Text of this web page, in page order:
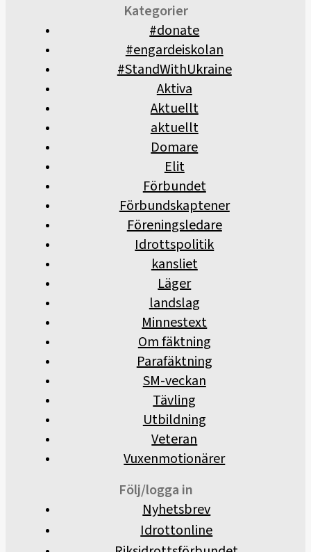
Kategorier
#donate
#engardeiskolan
#StandWithUkraine
Aktiva
Aktuellt
aktuellt
Domare
Elit
Förbundet
Förbundskaptener
Föreningsledare
Idrottspolitik
kansliet
Läger
landslag
Minnestext
Om fäktning
Parafäktning
SM-veckan
Tävling
Utbildning
Veteran
Vuxenmotionärer
Följ/logga in
Nyhetsbrev
Idrottonline